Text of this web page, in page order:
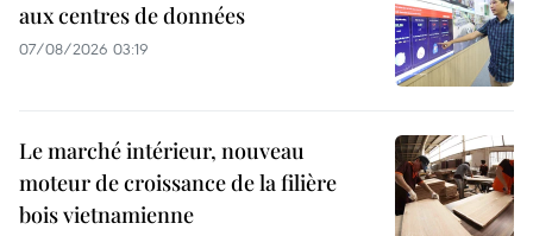
aux centres de données
07/08/2026 03:19
Le marché intérieur, nouveau
moteur de croissance de la filière
bois vietnamienne